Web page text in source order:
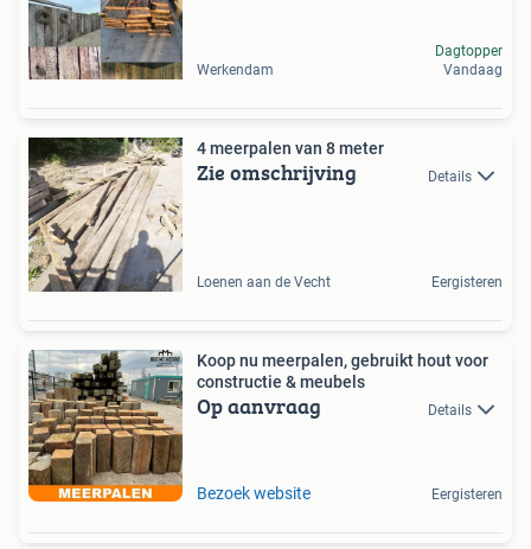
Werkendam
Dagtopper
Vandaag
4 meerpalen van 8 meter
Zie omschrijving Details
Loenen aan de Vecht Eergisteren
Koop nu meerpalen, gebruikt hout voor
constructie & meubels
Op aanvraag Details
Bezoek website Eergisteren